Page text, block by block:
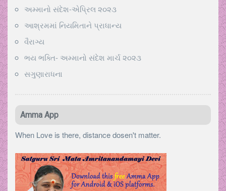
અમ્માનો સંદેશ-એપ્રિલ ૨૦૨૩
આશ્રમમાં નિયમિતાને પ્રાધાન્ય
વૈરાગ્ય
ભય ભક્તિ- અમ્માનો સંદેશ માર્ચ ૨૦૨૩
સગુણારાધના
Amma App
When Love is there, distance dosen't matter.